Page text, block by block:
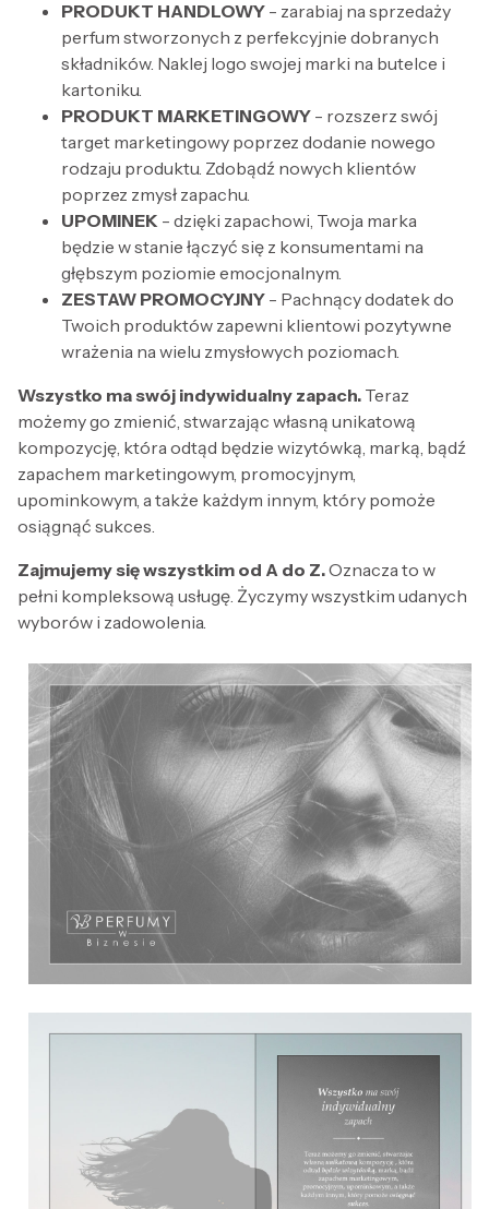
PRODUKT HANDLOWY - zarabiaj na sprzedaży
perfum stworzonych z perfekcyjnie dobranych
składników. Naklej logo swojej marki na butelce i
kartoniku.
PRODUKT MARKETINGOWY - rozszerz swój
target marketingowy poprzez dodanie nowego
rodzaju produktu. Zdobądź nowych klientów
poprzez zmysł zapachu.
UPOMINEK - dzięki zapachowi, Twoja marka
będzie w stanie łączyć się z konsumentami na
głębszym poziomie emocjonalnym.
ZESTAW PROMOCYJNY - Pachnący dodatek do
Twoich produktów zapewni klientowi pozytywne
wrażenia na wielu zmysłowych poziomach.
Wszystko ma swój indywidualny zapach. Teraz
możemy go zmienić, stwarzając własną unikatową
kompozycję, która odtąd będzie wizytówką, marką, bądź
zapachem marketingowym, promocyjnym,
upominkowym, a także każdym innym, który pomoże
osiągnąć sukces.
Zajmujemy się wszystkim od A do Z.Oznacza to w
pełni kompleksową usługę. Życzymy wszystkim udanych
wyborów i zadowolenia.